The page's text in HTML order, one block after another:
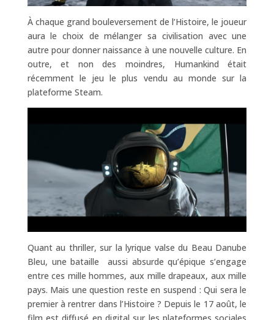
À chaque grand bouleversement de l’Histoire, le joueur
aura le choix de mélanger sa civilisation avec une
autre pour donner naissance à une nouvelle culture. En
outre, et non des moindres, Humankind était
récemment le jeu le plus vendu au monde sur la
plateforme Steam.
Quant au thriller, sur la lyrique valse du Beau Danube
Bleu, une bataille aussi absurde qu’épique s’engage
entre ces mille hommes, aux mille drapeaux, aux mille
pays. Mais une question reste en suspend : Qui sera le
premier à rentrer dans l’Histoire ? Depuis le 17 août, le
film est diffusé en digital sur les plateformes sociales